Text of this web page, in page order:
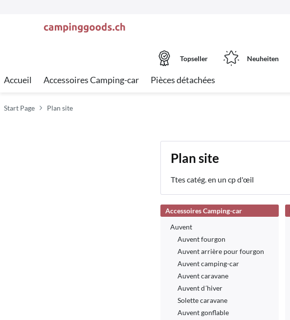
Topseller Neuheiten
Accueil Accessoires Camping-car Pièces détachées
Start Page Plan site
Plan site
Ttes catég. en un cp d'œil
Accessoires Camping-car
Auvent
Auvent fourgon
Auvent arrière pour fourgon
Auvent camping-car
Auvent caravane
Auvent d´hiver
Solette caravane
Auvent gonflable